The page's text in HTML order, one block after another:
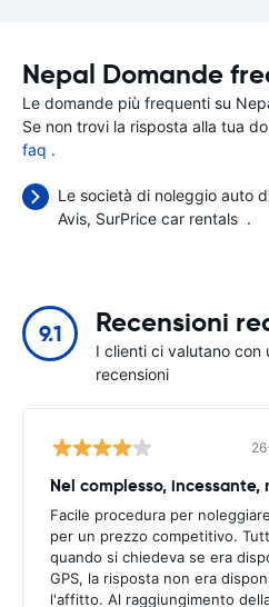
Nepal Domande
Le domande più frequenti su
Se non trovi la risposta alla tua
faq .
Le società di noleggio auto
Avis SurPrice car rentals .
9.1 Recensioni
I clienti ci valutano con
recensioni
Facile procedura per
per un prezzo competitivo.
quando si chiedeva se era
GPS, la risposta non era
l'affitto. Al raggiungimento